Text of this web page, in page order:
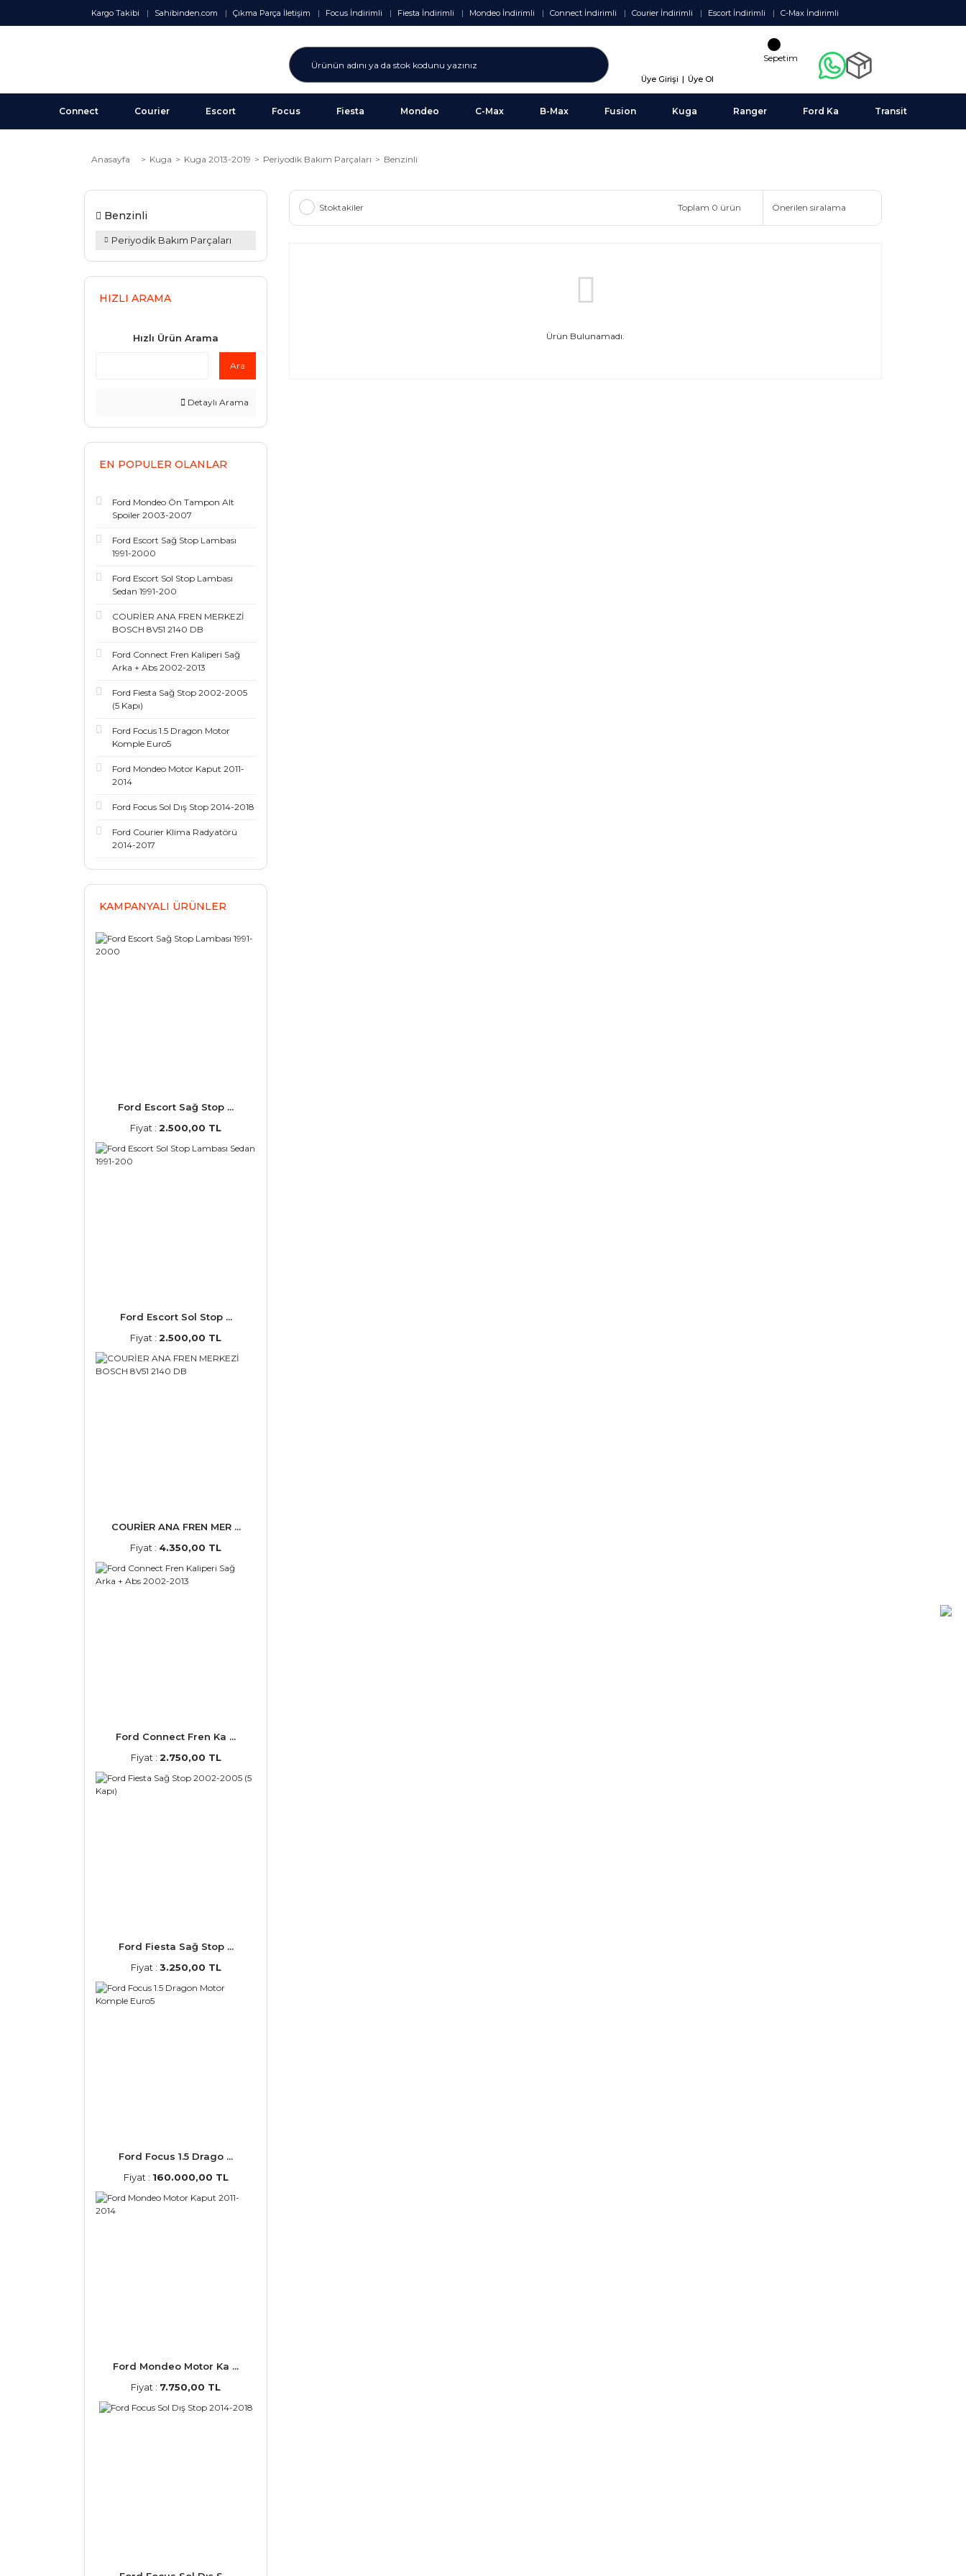
Kargo Takibi Sahibinden.com Çıkma Parça İletişim Focus İndirimli Fiesta İndirimli Mondeo İndirimli Connect İndirimli Courier İndirimli Escort İndirimli C-Max İndirimli
Üye Girişi | Üye Ol
Sepetim
Connect Courier Escort Focus Fiesta Mondeo C-Max B-Max Fusion Kuga Ranger Ford Ka Transit
Anasayfa Kuga Kuga 2013-2019 Periyodik Bakım Parçaları Benzinli
Benzinli
Periyodik Bakım Parçaları
HIZLI ARAMA
Hızlı Ürün Arama
Ara
Detaylı Arama
EN POPULER OLANLAR
Ford Mondeo Ön Tampon Alt
Spoiler 2003-2007
Ford Escort Sağ Stop Lambası
1991-2000
Ford Escort Sol Stop Lambası
Sedan 1991-200
COURİER ANA FREN MERKEZİ
BOSCH 8V51 2140 DB
Ford Connect Fren Kaliperi Sağ
Arka + Abs 2002-2013
Ford Fiesta Sağ Stop 2002-2005
(5 Kapı)
Ford Focus 1.5 Dragon Motor
Komple Euro5
Ford Mondeo Motor Kaput 2011-
2014
Ford Focus Sol Dış Stop 2014-2018
Ford Courier Klima Radyatörü
2014-2017
KAMPANYALI ÜRÜNLER
Ford Escort Sağ Stop ...
Fiyat : 2.500,00 TL
Ford Escort Sol Stop ...
Fiyat : 2.500,00 TL
COURİER ANA FREN MER ...
Fiyat : 4.350,00 TL
Ford Connect Fren Ka ...
Fiyat : 2.750,00 TL
Ford Fiesta Sağ Stop ...
Fiyat : 3.250,00 TL
Ford Focus 1.5 Drago ...
Fiyat : 160.000,00 TL
Ford Mondeo Motor Ka ...
Fiyat : 7.750,00 TL
Stoktakiler Toplam 0 ürün
Ürün Bulunamadı.